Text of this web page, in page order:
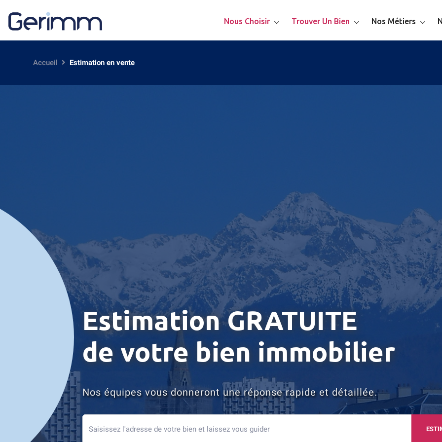
Nous Choisir Trouver Un Bien Nos Métiers
Accueil Estimation en vente
Estimation GRATUITE
de votre bien immobilier
Nos équipes vous donneront une réponse rapide et détaillée.